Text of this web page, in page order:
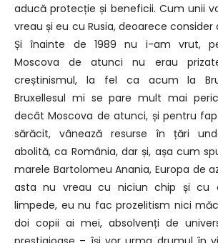
aducă protecție și beneficii. Cum unii
vreau și eu cu Rusia, deoarece consider
Și înainte de 1989
nu i-am vrut,
Moscova
de atunci nu erau
creștinismul,
la fel ca acum la
Bruxellesul mi se pare mult mai
decât Moscova de atunci, și pentru
sărăcit, vânează resurse în țări
abolită, ca România, dar și, așa cum
marele Bartolomeu Anania, Europa de
asta nu vreau cu niciun chip și cu
limpede, eu nu fac prozelitism nici
doi copii ai mei, absolvenți de